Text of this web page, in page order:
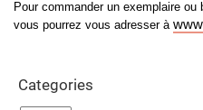
Pour commander un exemplaire
vous pourrez vous adresser à
Categories